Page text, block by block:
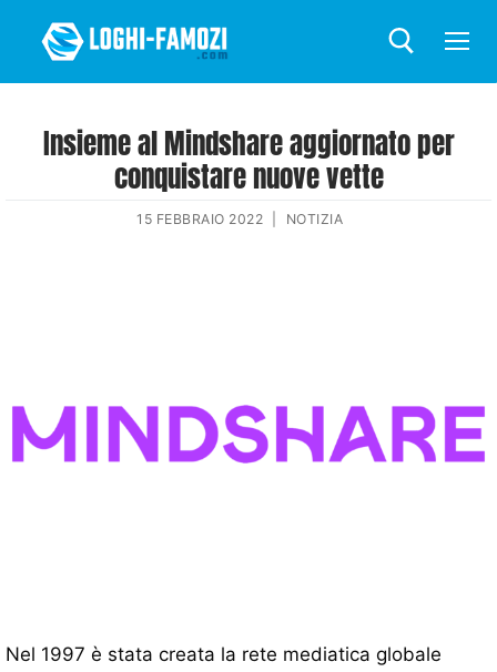
Insieme al Mindshare aggiornato per
conquistare nuove vette
15 FEBBRAIO 2022 NOTIZIA
Nel 1997 è stata creata la rete mediatica globale